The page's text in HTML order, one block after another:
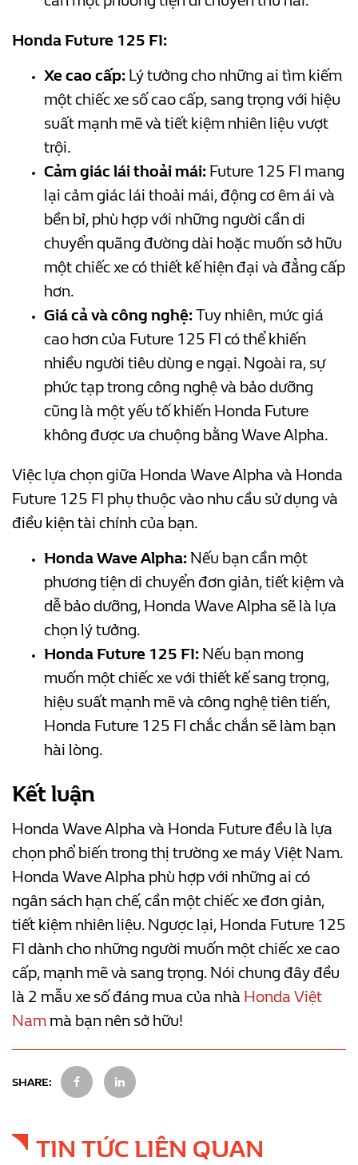
Honda Future 125 FI:
Xe cao cấp: Lý tưởng cho những ai tìm kiếm
một chiếc xe số cao cấp, sang trọng với hiệu
suất mạnh mẽ và tiết kiệm nhiên liệu vượt
trội.
Cảm giác lái thoải mái: Future 125 FI mang
lại cảm giác lái thoải mái, động cơ êm ái và
bền bỉ, phù hợp với những người cần di
chuyển quãng đường dài hoặc muốn sở hữu
một chiếc xe có thiết kế hiện đại và đẳng cấp
hơn.
Giá cả và công nghệ:Tuy nhiên, mức giá
cao hơn của Future 125 FI có thể khiến
nhiều người tiêu dùng e ngại. Ngoài ra, sự
phức tạp trong công nghệ và bảo dưỡng
cũng là một yếu tố khiến Honda Future
không được ưa chuộng bằng Wave Alpha.
Việc lựa chọn giữa Honda Wave Alpha và Honda
Future 125 FI phụ thuộc vào nhu cầu sử dụng và
điều kiện tài chính của bạn.
Honda Wave Alpha: Nếu bạn cần một
phương tiện di chuyển đơn giản, tiết kiệm và
dễ bảo dưỡng, Honda Wave Alpha sẽ là lựa
chọn lý tưởng.
Honda Future 125 FI: Nếu bạn mong
muốn một chiếc xe với thiết kế sang trọng,
hiệu suất mạnh mẽ và công nghệ tiên tiến,
Honda Future 125 FI chắc chắn sẽ làm bạn
hài lòng.
Kết luận
Honda Wave Alpha và Honda Future đều là lựa
chọn phổ biến trong thị trường xe máy Việt Nam.
Honda Wave Alpha phù hợp với những ai có
ngân sách hạn chế, cần một chiếc xe đơn giản,
tiết kiệm nhiên liệu. Ngược lại, Honda Future 125
FI dành cho những người muốn một chiếc xe cao
cấp, mạnh mẽ và sang trọng. Nói chung đây đều
là 2 mẫu xe số đáng mua của nhà Honda Việt
Nammà bạn nên sở hữu!
SHARE:
TIN TỨC LIÊN QUAN